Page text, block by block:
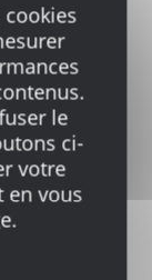
LA SUITE
cookies
le
ci-
votre
en vous